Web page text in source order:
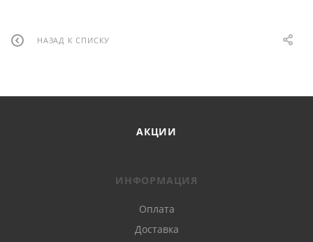
НАЗАД К СПИСКУ
АКЦИИ
ИНФОРМАЦИЯ
Оплата
Доставка